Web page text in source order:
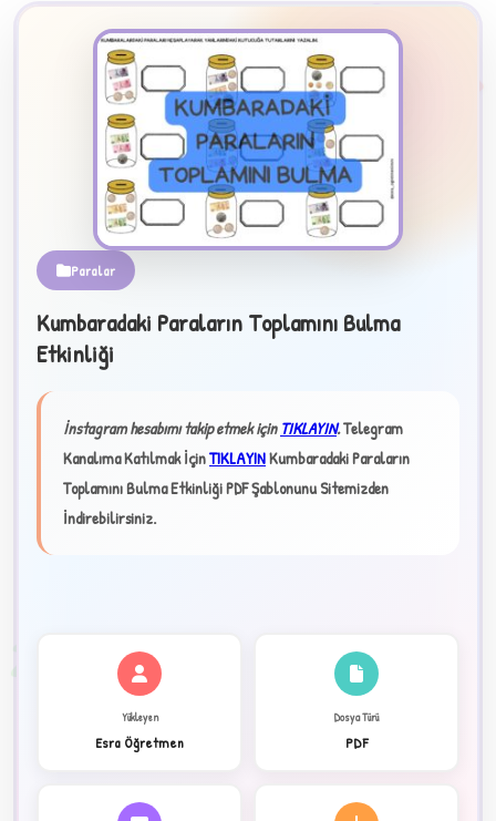
2
Paralar
Kumbaradaki Paraların Toplamını Bulma
Etkinliği
İnstagram hesabımı takip etmek içinTIKLAYIN.Telegram
Kanalıma Katılmak İçinTIKLAYINKumbaradaki Paraların
Toplamını Bulma Etkinliği PDF Şablonunu Sitemizden
İndirebilirsiniz.
Yükleyen
Esra Öğretmen
Dosya Türü
PDF
★